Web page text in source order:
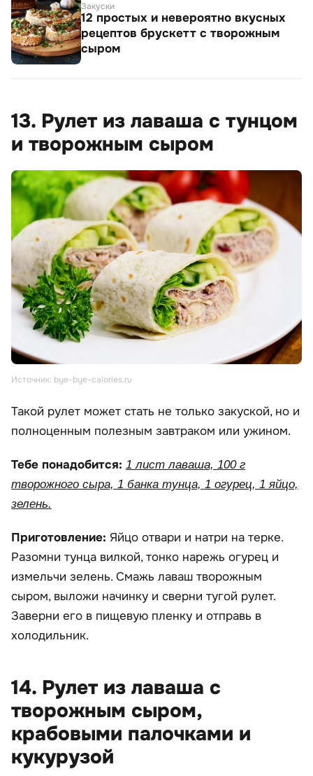
Закуски
12 простых и невероятно вкусных
рецептов брускетт с творожным
сыром
13. Рулет из лаваша с тунцом
и творожным сыром
Источник: bye-bye-calories.ru
Такой рулет может стать не только закуской, но и
полноценным полезным завтраком или ужином.
Тебе понадобится: 1 лист лаваша, 100 г
творожного сыра, 1 банка тунца, 1 огурец, 1 яйцо,
зелень.
Приготовление: Яйцо отвари и натри на терке.
Разомни тунца вилкой, тонко нарежь огурец и
измельчи зелень. Смажь лаваш творожным
сыром, выложи начинку и сверни тугой рулет.
Заверни его в пищевую пленку и отправь в
холодильник.
14. Рулет из лаваша с
творожным сыром,
крабовыми палочками и
кукурузой